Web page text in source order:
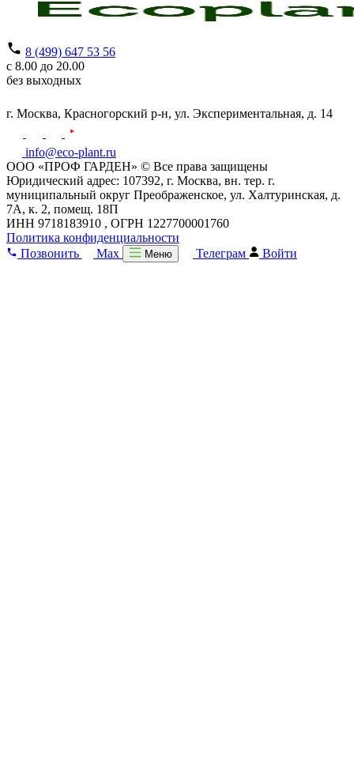
8 (499) 647 53 56
с 8.00 до 20.00
без выходных
г. Москва, Красногорский р-н, ул. Экспериментальная, д. 14
info@eco-plant.ru
ООО «ПРОФ ГАРДЕН» © Все права защищены
Юридический адрес: 107392, г. Москва, вн. тер. г.
муниципальный округ Преображенское, ул. Халтуринская, д.
7А, к. 2, помещ. 18П
ИНН 9718183910 , ОГРН 1227700001760
Политика конфиденциальности
Позвонить
Max Меню Телеграм Войти